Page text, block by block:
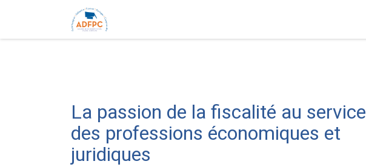
La passion de la fiscalité au service
des professions économiques et
juridiques